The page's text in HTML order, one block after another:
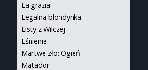
La grazia
Legalna blondynka
Listy z Wilczej
Lśnienie
Martwe zło: Ogień
Matador